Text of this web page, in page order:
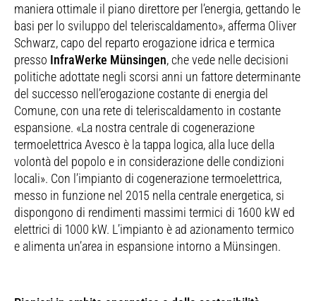
maniera ottimale il piano direttore per l’energia, gettando le
basi per lo sviluppo del teleriscaldamento», afferma Oliver
Schwarz, capo del reparto erogazione idrica e termica
presso InfraWerke Münsingen, che vede nelle decisioni
politiche adottate negli scorsi anni un fattore determinante
del successo nell’erogazione costante di energia del
Comune, con una rete di teleriscaldamento in costante
espansione. «La nostra centrale di cogenerazione
termoelettrica Avesco è la tappa logica, alla luce della
volontà del popolo e in considerazione delle condizioni
locali». Con l’impianto di cogenerazione termoelettrica,
messo in funzione nel 2015 nella centrale energetica, si
dispongono di rendimenti massimi termici di 1600 kW ed
elettrici di 1000 kW. L’impianto è ad azionamento termico
e alimenta un’area in espansione intorno a Münsingen.